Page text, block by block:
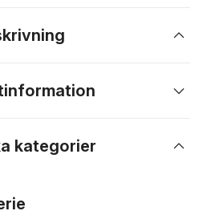
kategorier